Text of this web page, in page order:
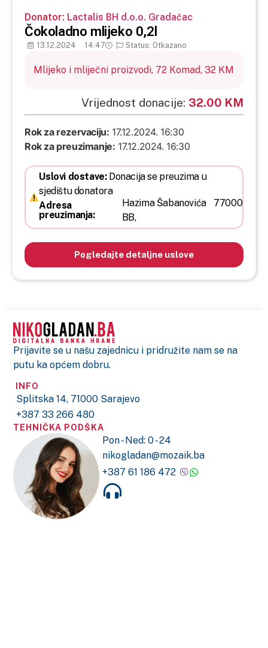
Donator: Lactalis BH d.o.o. Gradačac
Čokoladno mlijeko 0,2l
13.12.2024 14:47 Status: Otkazano
Mlijeko i mliječni proizvodi, 72 Komad, 32 KM
Vrijednost donacije: 32.00 KM
Rok za rezervaciju: 17.12.2024. 16:30
Rok za preuzimanje: 17.12.2024. 16:30
Uslovi dostave:Donacija se preuzima u
sjedištu donatora
Adresa
preuzimanja:
Hazima Šabanovića
BB,
77000
Pogledajte detaljne uslove
Prijavite se u našu zajednicu i pridružite nam se na
putu ka općem dobru.
INFO
Splitska 14, 71000 Sarajevo
+387 33 266 480
TEHNIČKA PODŠKA
Pon - Ned: 0 - 24
nikogladan@mozaik.ba
+387 61 186 472